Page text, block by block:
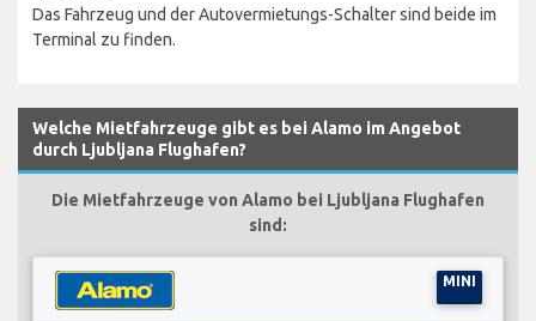
Das Fahrzeug und der Autovermietungs-Schalter sind beide im
Terminal zu finden.
Welche Mietfahrzeuge gibt es bei Alamo im Angebot
durch Ljubljana Flughafen?
Die Mietfahrzeuge von Alamo bei Ljubljana Flughafen
sind:
MINI